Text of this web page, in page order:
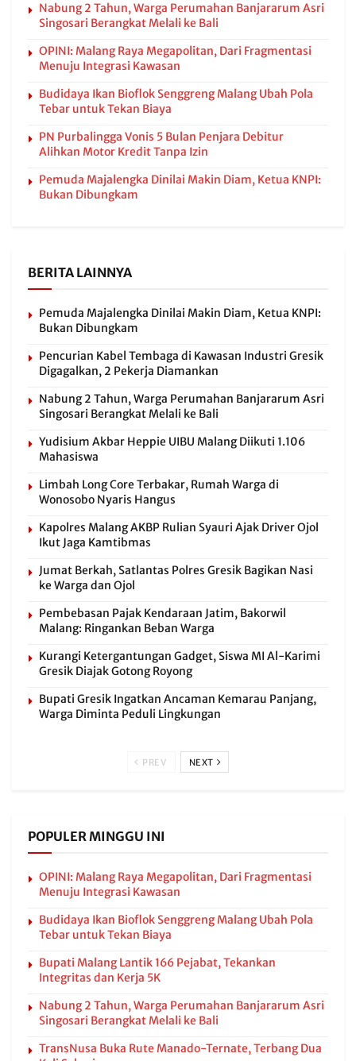
Nabung 2 Tahun, Warga Perumahan Banjararum Asri
Singosari Berangkat Melali ke Bali
OPINI: Malang Raya Megapolitan, Dari Fragmentasi
Menuju Integrasi Kawasan
Budidaya Ikan Bioflok Senggreng Malang Ubah Pola
Tebar untuk Tekan Biaya
PN Purbalingga Vonis 5 Bulan Penjara Debitur
Alihkan Motor Kredit Tanpa Izin
Pemuda Majalengka Dinilai Makin Diam, Ketua KNPI:
Bukan Dibungkam
BERITA LAINNYA
Pemuda Majalengka Dinilai Makin Diam, Ketua KNPI:
Bukan Dibungkam
Pencurian Kabel Tembaga di Kawasan Industri Gresik
Digagalkan, 2 Pekerja Diamankan
Nabung 2 Tahun, Warga Perumahan Banjararum Asri
Singosari Berangkat Melali ke Bali
Yudisium Akbar Heppie UIBU Malang Diikuti 1.106
Mahasiswa
Limbah Long Core Terbakar, Rumah Warga di
Wonosobo Nyaris Hangus
Kapolres Malang AKBP Rulian Syauri Ajak Driver Ojol
Ikut Jaga Kamtibmas
Jumat Berkah, Satlantas Polres Gresik Bagikan Nasi
ke Warga dan Ojol
Pembebasan Pajak Kendaraan Jatim, Bakorwil
Malang: Ringankan Beban Warga
Kurangi Ketergantungan Gadget, Siswa MI Al-Karimi
Gresik Diajak Gotong Royong
Bupati Gresik Ingatkan Ancaman Kemarau Panjang,
Warga Diminta Peduli Lingkungan
PREV NEXT
POPULER MINGGU INI
OPINI: Malang Raya Megapolitan, Dari Fragmentasi
Menuju Integrasi Kawasan
Budidaya Ikan Bioflok Senggreng Malang Ubah Pola
Tebar untuk Tekan Biaya
Bupati Malang Lantik 166 Pejabat, Tekankan
Integritas dan Kerja 5K
Nabung 2 Tahun, Warga Perumahan Banjararum Asri
Singosari Berangkat Melali ke Bali
TransNusa Buka Rute Manado-Ternate, Terbang Dua